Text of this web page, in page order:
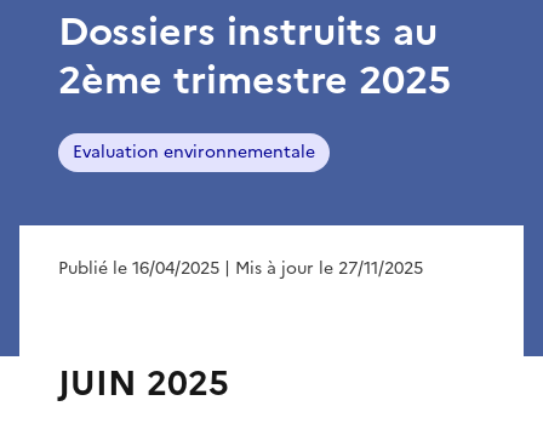
Dossiers instruits au
2ème trimestre 2025
Evaluation environnementale
Publié le 16/04/2025 | Mis à jour le 27/11/2025
JUIN 2025